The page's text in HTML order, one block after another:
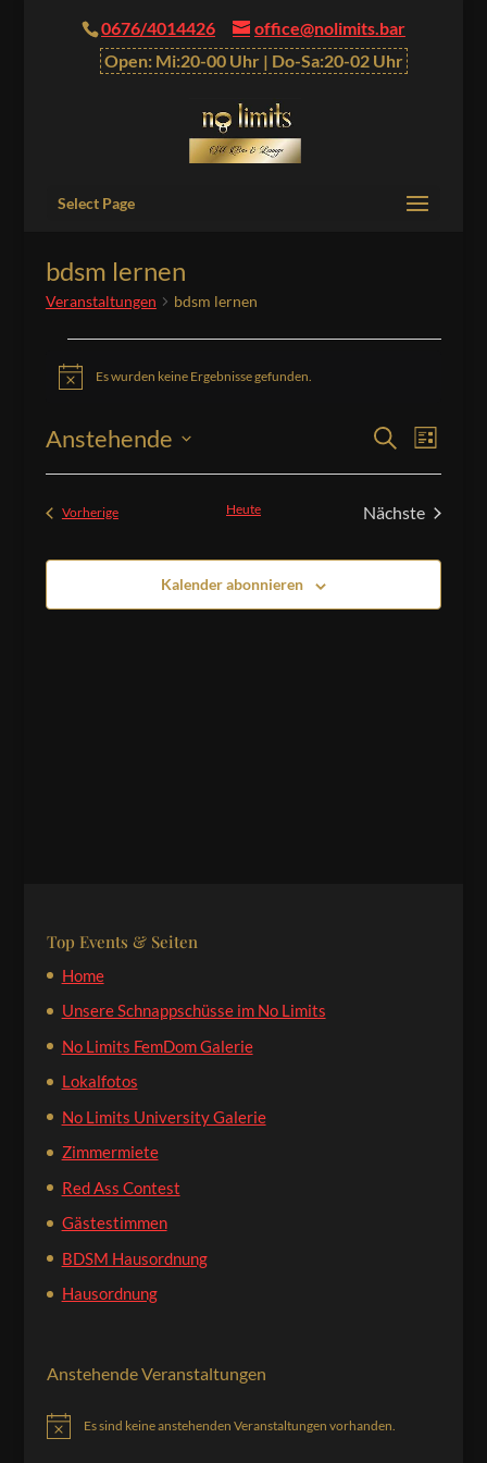
0676/4014426
office@nolimits.bar
Open: Mi:20-00 Uhr | Do-Sa:20-02 Uhr
Select Page
bdsm lernen
Veranstaltungen bdsm lernen
HinweisEs wurden keine Ergebnisse gefunden.
Ansichten,
Suche
Liste
Anstehende
VorherigeVeranstaltungen Heute
Nächste
Kalender abonnieren
Top Events & Seiten
Home
Unsere Schnappschüsse im No Limits
No Limits FemDom Galerie
Lokalfotos
No Limits University Galerie
Zimmermiete
Red Ass Contest
Gästestimmen
BDSM Hausordnung
Hausordnung
Anstehende Veranstaltungen
HinweisEs sind keine anstehenden Veranstaltungen vorhanden.